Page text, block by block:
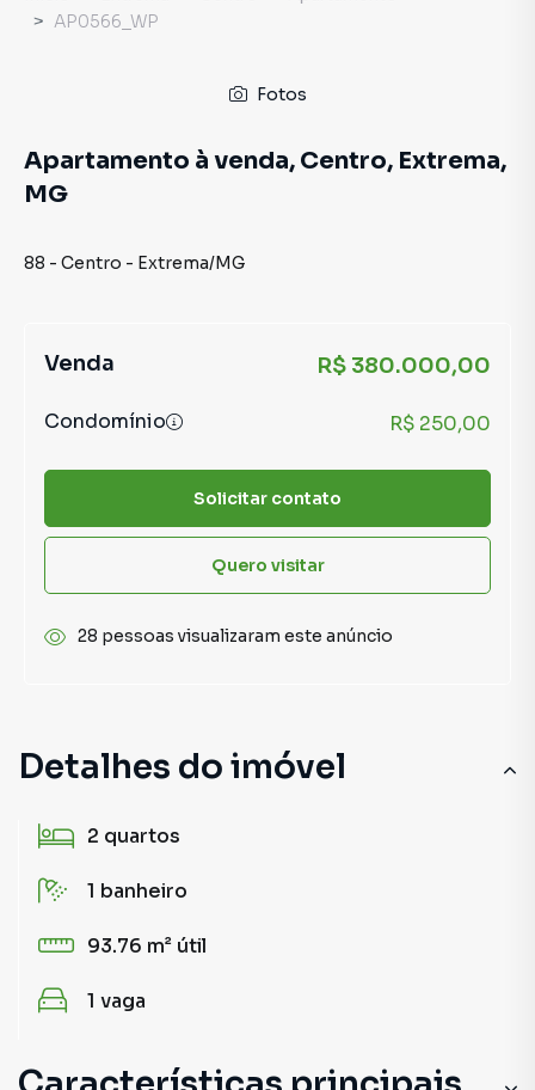
Detalhes do imóvel
2 quartos
1 banheiro
93.76 m² útil
1 vaga
AP0566_WP
Fotos
Apartamento à venda, Centro, Extrema,
MG
88 - Centro - Extrema/MG
Venda R$ 380.000,00
Condomínio R$ 250,00
Solicitar contato
Quero visitar
28 pessoas visualizaram este anúncio